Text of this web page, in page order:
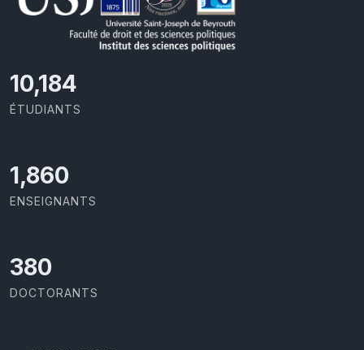
10,801
ÉTUDIANTS
1,973
ENSEIGNANTS
403
DOCTORANTS